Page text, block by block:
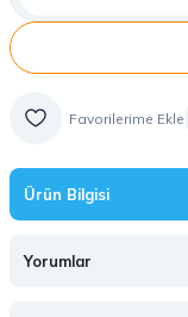
Ürün Bilgisi
Yorumlar